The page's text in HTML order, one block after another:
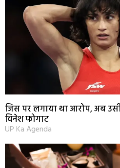
जिस पर लगाया था आरोप, अब
विनेश फोगाट
UP Ka Agenda